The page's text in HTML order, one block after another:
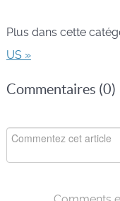
Plus dans cette
US »
Commentaires (0)